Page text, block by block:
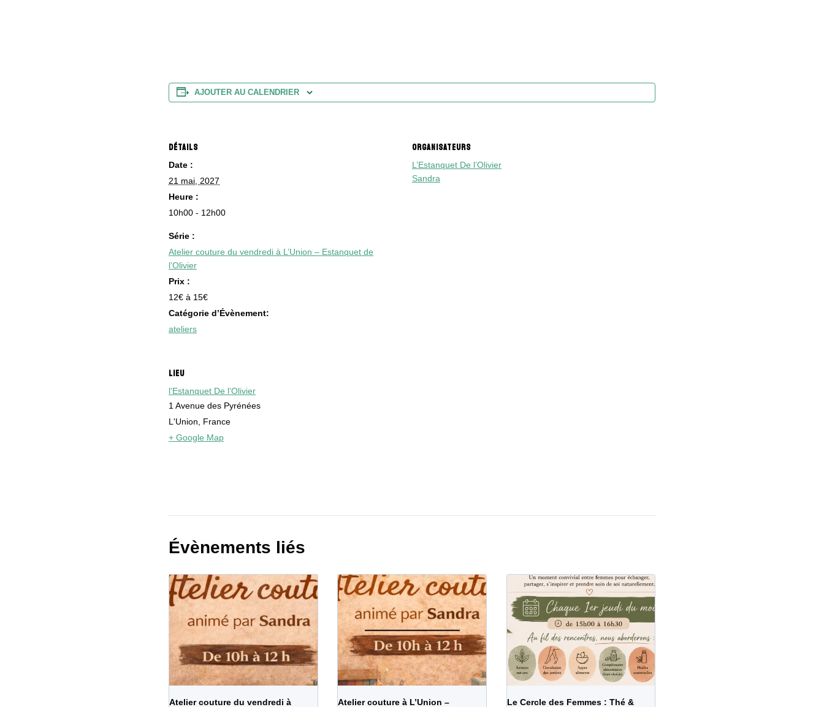
AJOUTER AU CALENDRIER
DÉTAILS
Date :
21 mai, 2027
Heure :
10h00 - 12h00
Série :
Atelier couture du vendredi à L’Union – Estanquet de
l’Olivier
Prix :
12€ à 15€
Catégorie d’Évènement:
ateliers
ORGANISATEURS
L’Estanquet De l’Olivier
Sandra
LIEU
l’Estanquet De l’Olivier
1 Avenue des Pyrénées
L'Union
France
+ Google Map
Évènements liés
Atelier couture du vendredi à Atelier couture à L’Union – Le Cercle des Femmes : Thé &